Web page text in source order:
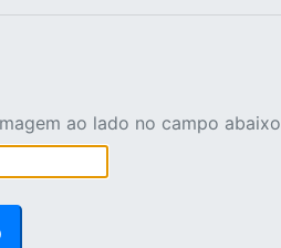
ao lado no campo abaixo